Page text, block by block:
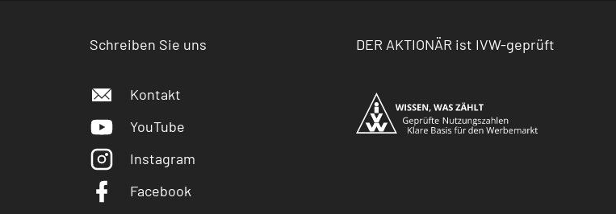
Schreiben Sie uns
Kontakt
YouTube
Instagram
Facebook
DER AKTIONÄR ist IVW-geprüft